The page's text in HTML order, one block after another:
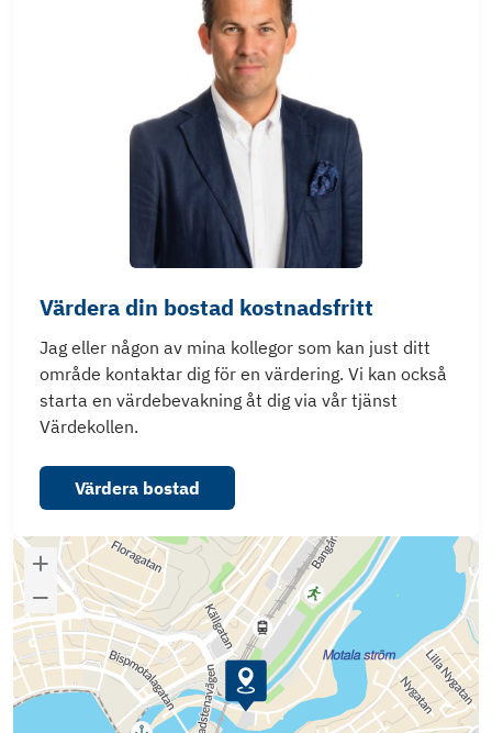
Värdera din bostad kostnadsfritt
Jag eller någon av mina kollegor som kan just ditt
område kontaktar dig för en värdering. Vi kan också
starta en värdebevakning åt dig via vår tjänst
Värdekollen.
Värdera bostad